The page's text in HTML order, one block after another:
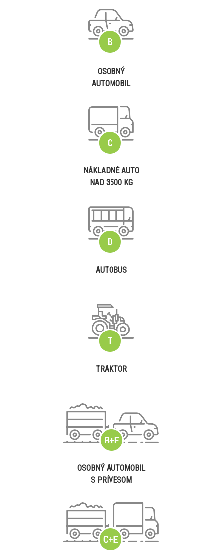
OSOBNÝ
AUTOMOBIL
NÁKLADNÉ AUTO
NAD 3500 KG
AUTOBUS
TRAKTOR
OSOBNÝ AUTOMOBIL
S PRÍVESOM